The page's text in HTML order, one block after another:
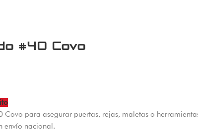
#40 Covo
para asegurar puertas, rejas, maletas o
envío nacional.